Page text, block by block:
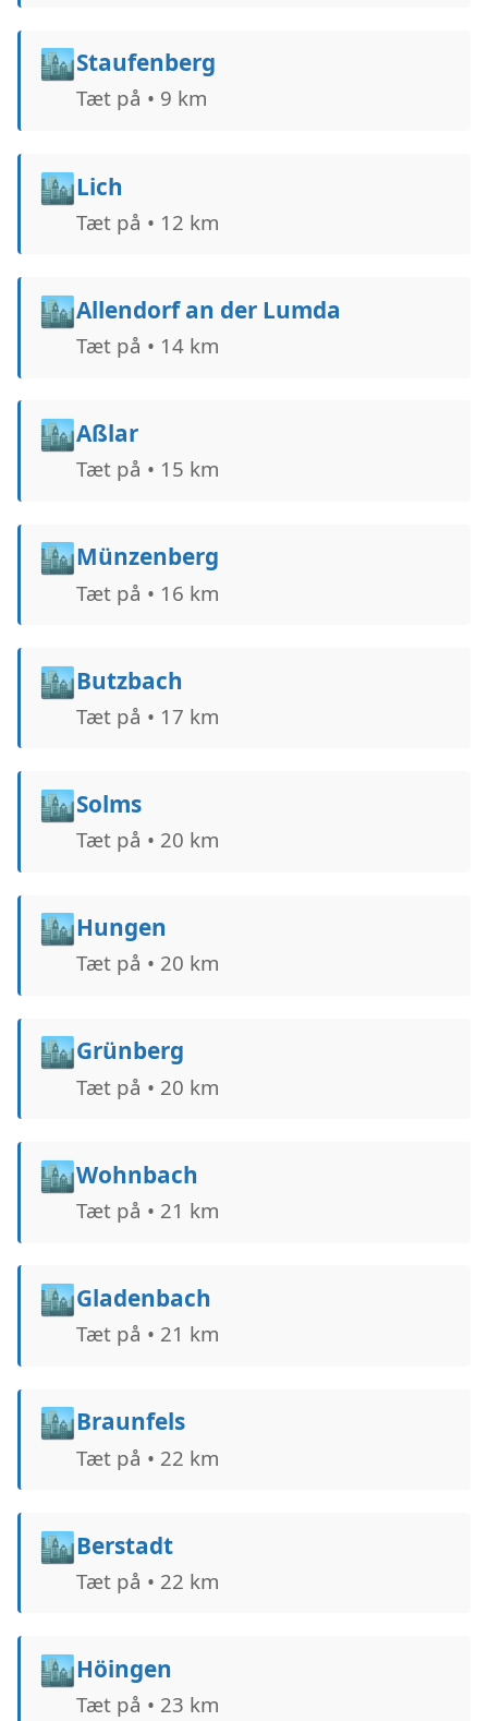
🏙️Staufenberg
Tæt på • 9 km
🏙️Lich
Tæt på • 12 km
🏙️Allendorf an der Lumda
Tæt på • 14 km
🏙️Aßlar
Tæt på • 15 km
🏙️Münzenberg
Tæt på • 16 km
🏙️Butzbach
Tæt på • 17 km
🏙️Solms
Tæt på • 20 km
🏙️Hungen
Tæt på • 20 km
🏙️Grünberg
Tæt på • 20 km
🏙️Wohnbach
Tæt på • 21 km
🏙️Gladenbach
Tæt på • 21 km
🏙️Braunfels
Tæt på • 22 km
🏙️Berstadt
Tæt på • 22 km
🏙️Höingen
Tæt på • 23 km